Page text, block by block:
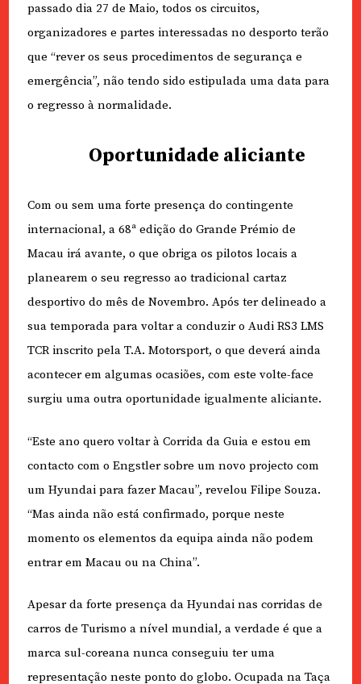
passado dia 27 de Maio, todos os circuitos,
organizadores e partes interessadas no desporto terão
que “rever os seus procedimentos de segurança e
emergência”, não tendo sido estipulada uma data para
o regresso à normalidade.
Oportunidade aliciante
Com ou sem uma forte presença do contingente
internacional, a 68ª edição do Grande Prémio de
Macau irá avante, o que obriga os pilotos locais a
planearem o seu regresso ao tradicional cartaz
desportivo do mês de Novembro. Após ter delineado a
sua temporada para voltar a conduzir o Audi RS3 LMS
TCR inscrito pela T.A. Motorsport, o que deverá ainda
acontecer em algumas ocasiões, com este volte-face
surgiu uma outra oportunidade igualmente aliciante.
“Este ano quero voltar à Corrida da Guia e estou em
contacto com o Engstler sobre um novo projecto com
um Hyundai para fazer Macau”, revelou Filipe Souza.
“Mas ainda não está confirmado, porque neste
momento os elementos da equipa ainda não podem
entrar em Macau ou na China”.
Apesar da forte presença da Hyundai nas corridas de
carros de Turismo a nível mundial, a verdade é que a
marca sul-coreana nunca conseguiu ter uma
representação neste ponto do globo. Ocupada na Taça